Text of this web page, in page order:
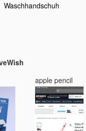
Waschhandschuh
apple pencil